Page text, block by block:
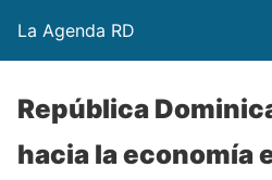
La Agenda RD
República
hacia la economía